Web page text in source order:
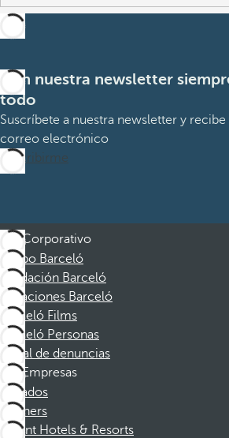
Con nuestra newsletter
todo
Suscríbete a nuestra newsletter y
correo electrónico
Suscribirme
Corporativo
Grupo Barceló
Fundación Barceló
Vacaciones Barceló
Barceló Films
Barceló Personas
Canal de denuncias
Empresas
Afiliados
Partners
Dorint Hotels & Resorts